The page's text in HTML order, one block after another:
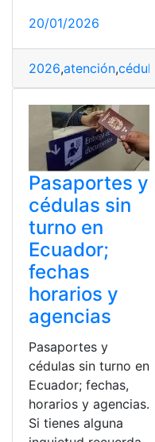
20/01/2026
2026,atención,
Pasaportes y
cédulas sin
turno en
Ecuador;
fechas
horarios y
agencias
Pasaportes y
cédulas sin turno en
Ecuador; fechas,
horarios y agencias.
Si tienes alguna